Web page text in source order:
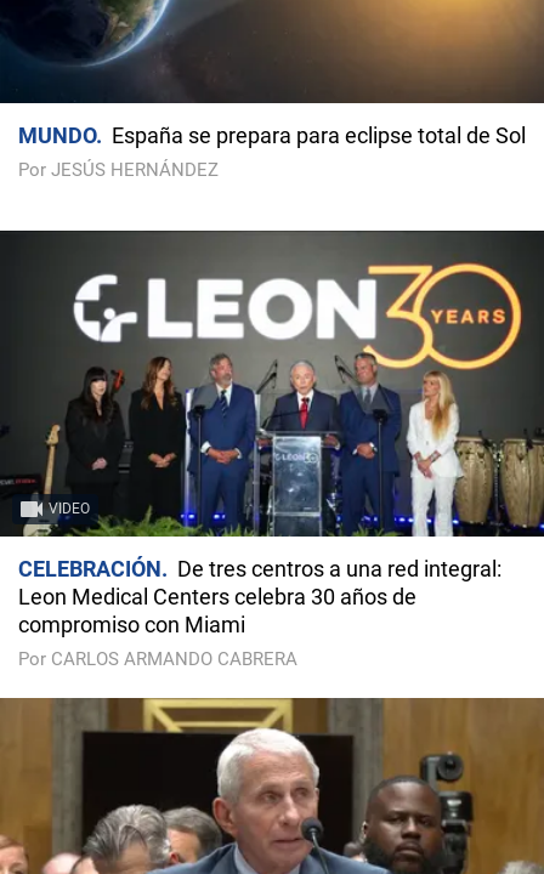
MUNDO España se prepara para eclipse total de Sol
Por JESÚS HERNÁNDEZ
VIDEO
CELEBRACIÓN
De tres centros a una red integral:
Leon Medical Centers celebra 30 años de
compromiso con Miami
Por CARLOS ARMANDO CABRERA